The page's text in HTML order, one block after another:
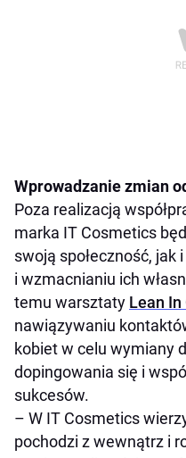
Wprowadzanie zmian
Poza realizacją
marka IT Cosmetics
swoją społeczność,
i wzmacnianiu ich
temu warsztaty Lean
nawiązywaniu
kobiet w celu wymiany
dopingowania się i
sukcesów.
– W IT Cosmetics
pochodzi z wewnątrz i